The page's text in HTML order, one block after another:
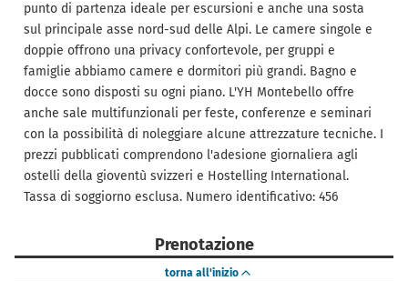
punto di partenza ideale per escursioni e anche una sosta
sul principale asse nord-sud delle Alpi. Le camere singole e
doppie offrono una privacy confortevole, per gruppi e
famiglie abbiamo camere e dormitori più grandi. Bagno e
docce sono disposti su ogni piano. L'YH Montebello offre
anche sale multifunzionali per feste, conferenze e seminari
con la possibilità di noleggiare alcune attrezzature tecniche. I
prezzi pubblicati comprendono l'adesione giornaliera agli
ostelli della gioventù svizzeri e Hostelling International.
Tassa di soggiorno esclusa. Numero identificativo: 456
Prenotazione
torna all'inizio